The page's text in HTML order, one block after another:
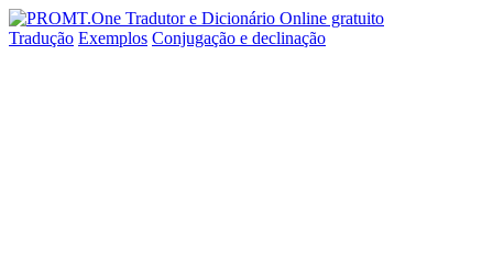
Tradução Exemplos Conjugação e declinação